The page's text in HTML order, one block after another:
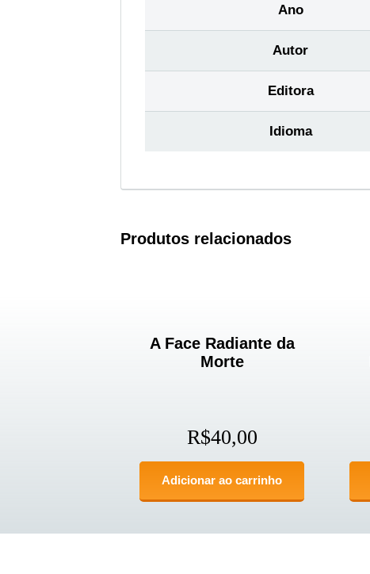
Ano
Autor
Editora
Idioma
Produtos relacionados
A Face Radiante da
Morte
R$40,00
Adicionar ao carrinho